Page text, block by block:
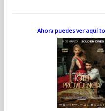
Ahora puedes ver aquí